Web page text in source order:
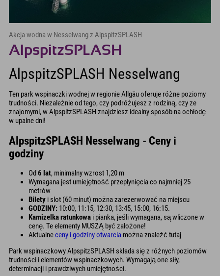
Akcja wodna w Nesselwang z AlpspitzSPLASH
AlpspitzSPLASH
AlpspitzSPLASH Nesselwang
Ten park wspinaczki wodnej w regionie Allgäu oferuje różne poziomy
trudności. Niezależnie od tego, czy podróżujesz z rodziną, czy ze
znajomymi, w AlpspitzSPLASH znajdziesz idealny sposób na ochłodę
w upalne dni!
AlpspitzSPLASH Nesselwang - Ceny i
godziny
Od 6 lat, minimalny wzrost 1,20 m
Wymagana jest umiejętność przepłynięcia co najmniej 25
metrów
Bilety i slot (60 minut) można zarezerwować na miejscu
GODZINY: 10:00, 11:15, 12:30, 13:45, 15:00, 16:15.
Kamizelka ratunkowa i pianka, jeśli wymagana, są wliczone w
cenę. Te elementy MUSZĄ być założone!
Aktualneceny i godziny otwarcia można znaleźć tutaj
Park wspinaczkowy AlpspitzSPLASH składa się z różnych poziomów
trudności i elementów wspinaczkowych. Wymagają one siły,
determinacji i prawdziwych umiejętności.